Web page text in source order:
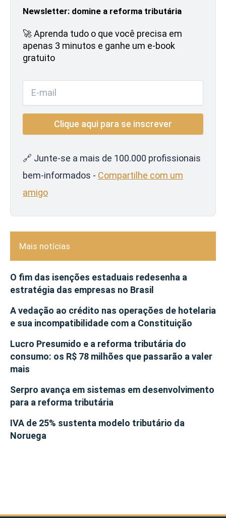
Newsletter: domine a reforma tributária
🚀 Aprenda tudo o que você precisa em
apenas 3 minutos e ganhe um e-book
gratuito
🔗 Junte-se a mais de 100.000 profissionais
bem-informados - Compartilhe com um
amigo
Mais notícias
O fim das isenções estaduais redesenha a
estratégia das empresas no Brasil
A vedação ao crédito nas operações de hotelaria
e sua incompatibilidade com a Constituição
Lucro Presumido e a reforma tributária do
consumo: os R$ 78 milhões que passarão a valer
mais
Serpro avança em sistemas em desenvolvimento
para a reforma tributária
IVA de 25% sustenta modelo tributário da
Noruega